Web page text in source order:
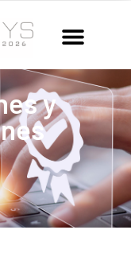
y